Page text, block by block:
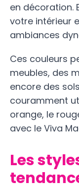
en décoration.
votre intérieur
ambiances
Ces couleurs
meubles, des
encore des
couramment
orange, le
avec le Viva
Les